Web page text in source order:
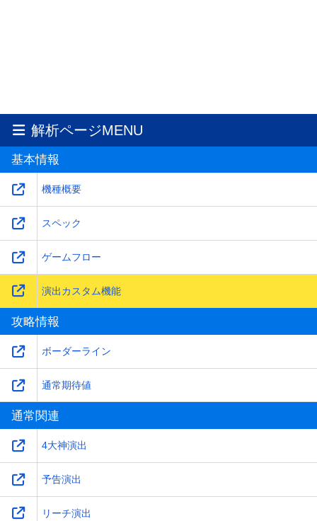
解析ページMENU
基本情報
機種概要
スペック
ゲームフロー
演出カスタム機能
攻略情報
ボーダーライン
通常期待値
通常関連
4大神演出
予告演出
リーチ演出